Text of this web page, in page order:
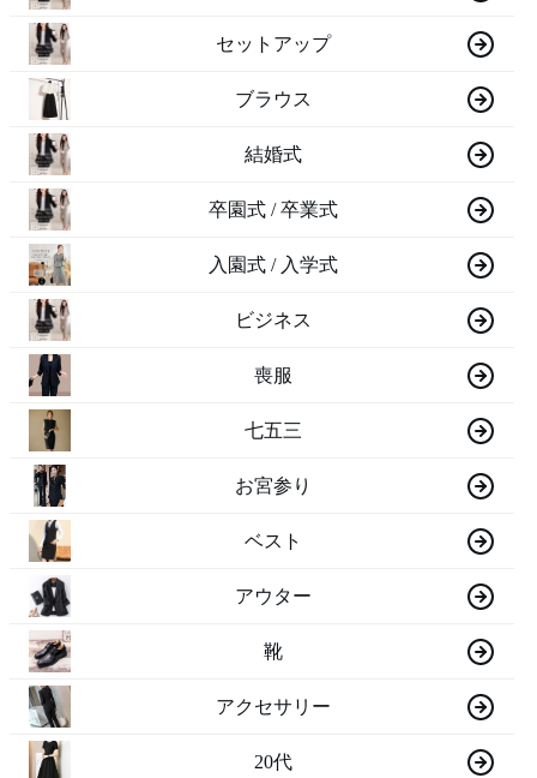
セットアップ
ブラウス
結婚式
卒園式 / 卒業式
入園式 / 入学式
ビジネス
喪服
七五三
お宮参り
ベスト
アウター
靴
アクセサリー
20代